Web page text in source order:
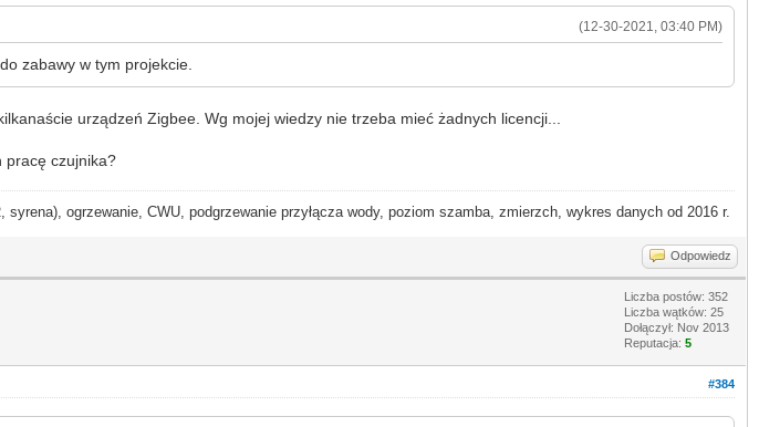
(12-30-2021, 03:40 PM)
zabawy w tym projekcie.
urządzeń Zigbee. Wg mojej wiedzy nie trzeba mieć żadnych licencji...
pracę czujnika?
ogrzewanie, CWU, podgrzewanie przyłącza wody, poziom szamba, zmierzch, wykres danych od 2016 r.
Odpowiedz
Liczba postów: 352
Liczba wątków: 25
Dołączył: Nov 2013
Reputacja: 5
#384